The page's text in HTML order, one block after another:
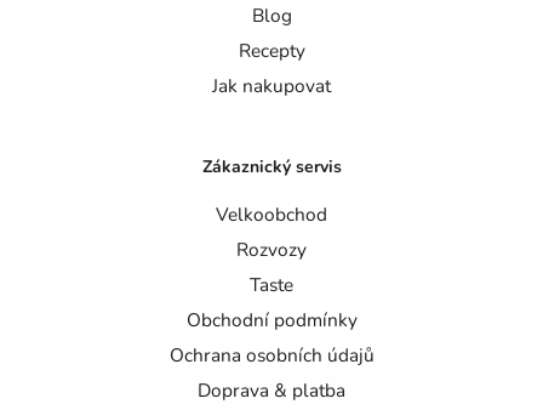
Blog
Recepty
Jak nakupovat
Zákaznický servis
Velkoobchod
Rozvozy
Taste
Obchodní podmínky
Ochrana osobních údajů
Doprava & platba